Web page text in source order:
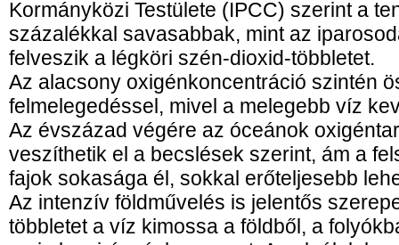
Kormányközi Testülete (IPCC) szerint a
százalékkal savasabbak, mint az
felveszik a légköri szén-dioxid-többletet.
Az alacsony oxigénkoncentráció szintén
felmelegedéssel, mivel a melegebb víz
Az évszázad végére az óceánok
veszíthetik el a becslések szerint, ám a
fajok sokasága él, sokkal erőteljesebb
Az intenzív földművelés is jelentős
többletet a víz kimossa a földből, a